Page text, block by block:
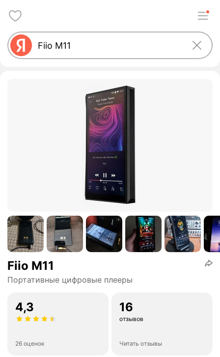
Fiio M11
Портативные цифровые плееры
4,3
26 оценок
16
отзывов
Читать отзывы